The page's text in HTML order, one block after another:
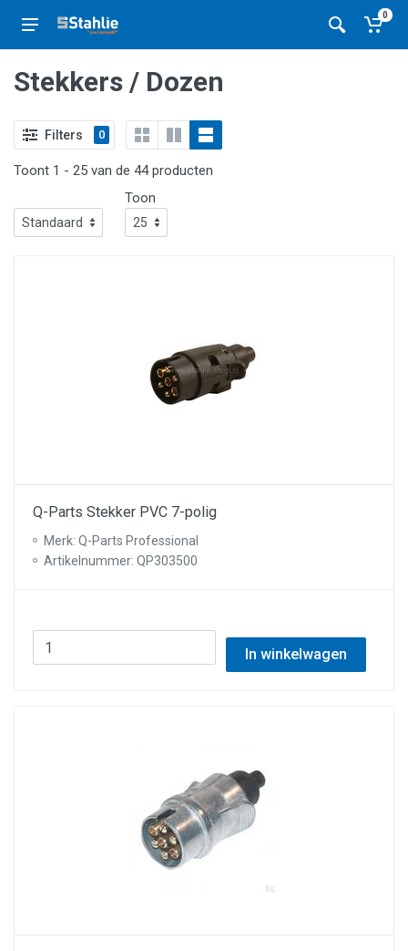
0
Stekkers / Dozen
Filters 0
Toont 1 - 25 van de 44 producten
Toon
Q-Parts Stekker PVC 7-polig
Merk: Q-Parts Professional
Artikelnummer: QP303500
In winkelwagen